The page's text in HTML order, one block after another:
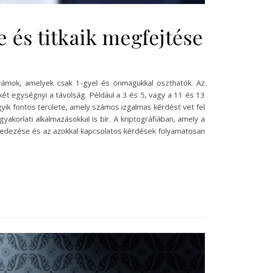
és titkaik megfejtése
amelyek csak 1-gyel és önmagukkal oszthatók. Az
egységnyi a távolság. Például a 3 és 5, vagy a 11 és 13
fontos területe, amely számos izgalmas kérdést vet fel
alkalmazásokkal is bír. A kriptográfiában, amely a
és az azokkal kapcsolatos kérdések folyamatosan